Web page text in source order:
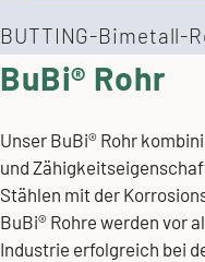
BUTTING-Bimetall-
BuBi® Rohr
Unser BuBi® Rohr
und
Stählen mit der
BuBi® Rohre werden vor
Industrie erfolgreich bei